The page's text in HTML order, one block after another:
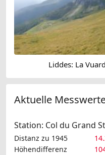
Liddes: La
Aktuelle
Station: Col du Grand
Distanz zu 1945
Höhendifferenz